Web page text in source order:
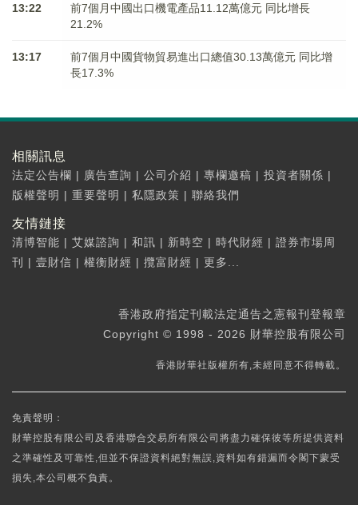
13:22
前7個月中國出口機電產品11.12萬億元 同比增長
21.2%
13:17
前7個月中國貨物貿易進出口總值30.13萬億元 同比增
長17.3%
相關訊息
法定公告欄 | 廣告查詢 | 公司介紹 | 專欄邀稿 | 投資者關係 |
版權聲明 | 重要聲明 | 私隱政策 | 聯絡我們
友情鏈接
清博智能 | 艾媒諮詢 | 和訊 | 新時空 | 時代財經 | 證券市場周
刊
| 壹財信 | 權衡財經 | 攬富財經 | 更多...
香港政府指定刊載法定通告之憲報刊登報章
Copyright © 1998 - 2026 財華控股有限公司
香港財華社版權所有,未經同意不得轉載。
免責聲明：
財華控股有限公司及香港聯合交易所有限公司將盡力確保彼等所提供資料
之準確性及可靠性,但並不保證資料絕對無誤,資料如有錯漏而令閣下蒙受
損失,本公司概不負責。